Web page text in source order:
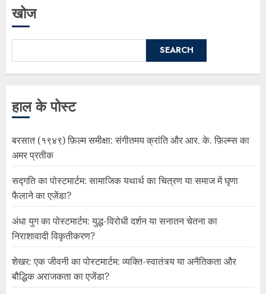
खोज
SEARCH
हाल के पोस्ट
बरसात (१९४९) फ़िल्म समीक्षा: संगीतमय क्रांति और आर. के. फ़िल्म्स का
अमर प्रतीक
सद्गति का पोस्टमार्टम: सामाजिक यथार्थ का चित्रण या समाज में घृणा
फैलाने का एजेंडा?
अंधा युग का पोस्टमार्टम: युद्ध-विरोधी दर्शन या सनातन चेतना का
निराशावादी विकृतीकरण?
शेखर: एक जीवनी का पोस्टमार्टम: व्यक्ति-स्वातंत्र्य या अनैतिकता और
बौद्धिक अराजकता का एजेंडा?